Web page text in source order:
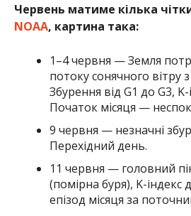
Червень матиме кілька
NOAA, картина така:
1–4 червня — Земля
потоку сонячного вітру
Збурення від G1 до G3,
Початок місяця —
9 червня — незначні
Перехідний день.
11 червня — головний
(помірна буря), K-індекс
епізод місяця за